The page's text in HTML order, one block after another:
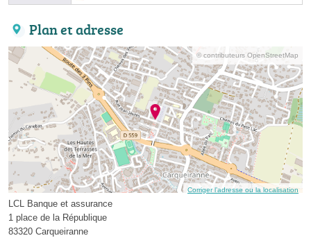
Plan et adresse
© contributeurs OpenStreetMap
Corriger l’adresse ou la localisation
LCL Banque et assurance
1 place de la République
83320 Carqueiranne